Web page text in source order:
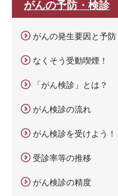
がんの予防・検診
がんの発生要因と予防
なくそう受動喫煙！
「がん検診」とは？
がん検診の流れ
がん検診を受けよう！
受診率等の推移
がん検診の精度